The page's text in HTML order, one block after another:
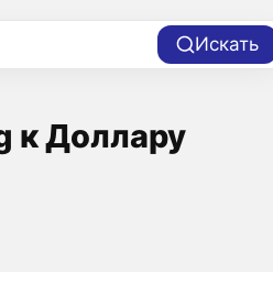
Искать
к Доллару